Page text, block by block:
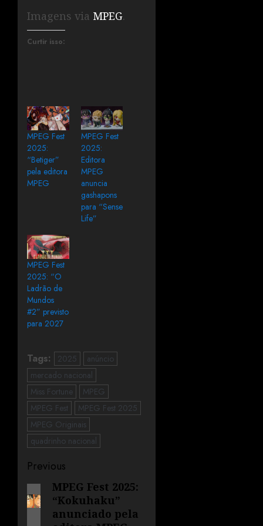
Imagens via MPEG.
Curtir isso:
MPEG Fest
2025:
“Betiger”
pela editora
MPEG
MPEG Fest
2025:
Editora
MPEG
anuncia
gashapons
para “Sense
Life”
MPEG Fest
2025: “O
Ladrão de
Mundos
#2” previsto
para 2027
Tags: 2025
anúncio
mercado nacional
Miss Fortune
MPEG
MPEG Fest
MPEG Fest 2025
MPEG Originais
quadrinho nacional
Previous
MPEG Fest 2025:
“Kokuhaku”
anunciado pela